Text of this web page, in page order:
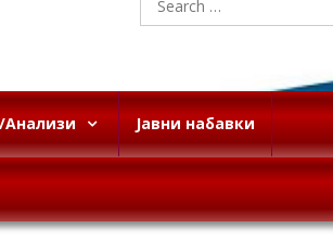
for:
Јавни набавки